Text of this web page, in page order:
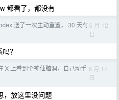
都看了，都没有
送了一次主动重置， 30 天有6 月 12
日
？
X 上看到个神仙脑洞，自己动手 6 月 12
日
，放这里没问题